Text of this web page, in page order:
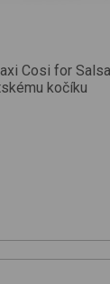
Cosi for
kočíku